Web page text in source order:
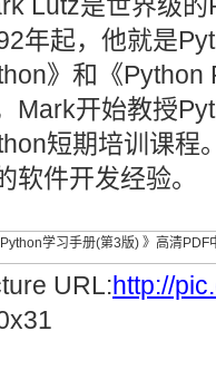
年起，他就是
》和《
Mark开始教授
短期培训课程
软件开发经验。
URL:http://